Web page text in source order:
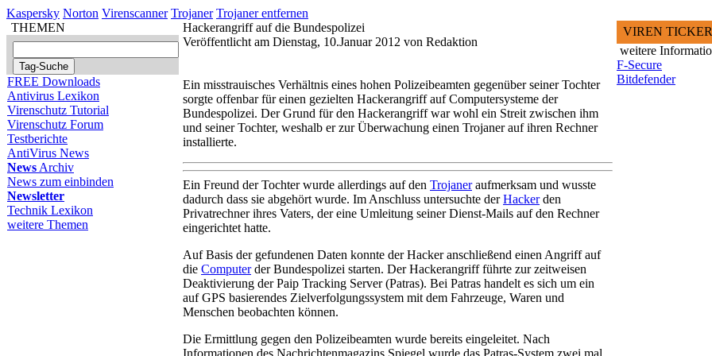
Kaspersky Norton Virenscanner Trojaner Trojaner entfernen
THEMEN
FREE Downloads
Antivirus Lexikon
Virenschutz Tutorial
Virenschutz Forum
Testberichte
AntiVirus News
News Archiv
News zum einbinden
Newsletter
Technik Lexikon
weitere Themen
Hackerangriff auf die Bundespolizei
Veröffentlicht am Dienstag, 10.Januar 2012 von Redaktion
Ein misstrauisches Verhältnis eines hohen Polizeibeamten gegenüber seiner Tochter
sorgte offenbar für einen gezielten Hackerangriff auf Computersysteme der
Bundespolizei. Der Grund für den Hackerangriff war wohl ein Streit zwischen ihm
und seiner Tochter, weshalb er zur Überwachung einen Trojaner auf ihren Rechner
installierte.
Ein Freund der Tochter wurde allerdings auf den Trojaneraufmerksam und wusste
dadurch dass sie abgehört wurde. Im Anschluss untersuchte derHackerden
Privatrechner ihres Vaters, der eine Umleitung seiner Dienst-Mails auf den Rechner
eingerichtet hatte.
Auf Basis der gefundenen Daten konnte der Hacker anschließend einen Angriff auf
die Computerder Bundespolizei starten. Der Hackerangriff führte zur zeitweisen
Deaktivierung der Paip Tracking Server (Patras). Bei Patras handelt es sich um ein
auf GPS basierendes Zielverfolgungssystem mit dem Fahrzeuge, Waren und
Menschen beobachten können.
Die Ermittlung gegen den Polizeibeamten wurde bereits eingeleitet. Nach
Informationen des Nachrichtenmagazins Spiegel wurde das Patras-System zwei mal
VIREN TICKER
weitere
F-Secure
Bitdefender